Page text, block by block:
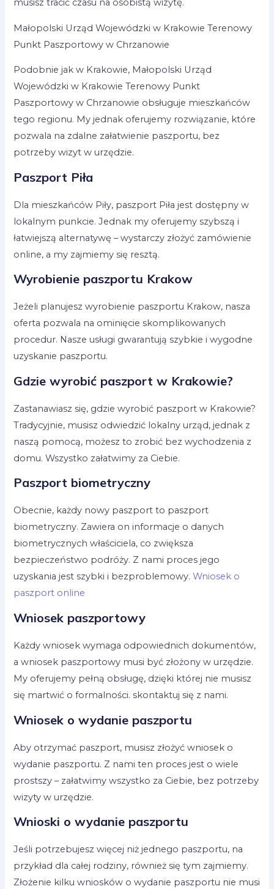
musisz tracić czasu na osobistą wizytę.
Małopolski Urząd Wojewódzki w Krakowie Terenowy
Punkt Paszportowy w Chrzanowie
Podobnie jak w Krakowie, Małopolski Urząd
Wojewódzki w Krakowie Terenowy Punkt
Paszportowy w Chrzanowie obsługuje mieszkańców
tego regionu. My jednak oferujemy rozwiązanie, które
pozwala na zdalne załatwienie paszportu, bez
potrzeby wizyt w urzędzie.
Paszport Piła
Dla mieszkańców Piły, paszport Piła jest dostępny w
lokalnym punkcie. Jednak my oferujemy szybszą i
łatwiejszą alternatywę – wystarczy złożyć zamówienie
online, a my zajmiemy się resztą.
Wyrobienie paszportu Krakow
Jeżeli planujesz wyrobienie paszportu Krakow, nasza
oferta pozwala na ominięcie skomplikowanych
procedur. Nasze usługi gwarantują szybkie i wygodne
uzyskanie paszportu.
Gdzie wyrobić paszport w Krakowie?
Zastanawiasz się, gdzie wyrobić paszport w Krakowie?
Tradycyjnie, musisz odwiedzić lokalny urząd, jednak z
naszą pomocą, możesz to zrobić bez wychodzenia z
domu. Wszystko załatwimy za Ciebie.
Paszport biometryczny
Obecnie, każdy nowy paszport to paszport
biometryczny. Zawiera on informacje o danych
biometrycznych właściciela, co zwiększa
bezpieczeństwo podróży. Z nami proces jego
uzyskania jest szybki i bezproblemowy.Wniosek o
paszport online
Wniosek paszportowy
Każdy wniosek wymaga odpowiednich dokumentów,
a wniosek paszportowy musi być złożony w urzędzie.
My oferujemy pełną obsługę, dzięki której nie musisz
się martwić o formalności. skontaktuj się z nami.
Wniosek o wydanie paszportu
Aby otrzymać paszport, musisz złożyć wniosek o
wydanie paszportu. Z nami ten proces jest o wiele
prostszy – załatwimy wszystko za Ciebie, bez potrzeby
wizyty w urzędzie.
Wnioski o wydanie paszportu
Jeśli potrzebujesz więcej niż jednego paszportu, na
przykład dla całej rodziny, również się tym zajmiemy.
Złożenie kilku wniosków o wydanie paszportu nie musi